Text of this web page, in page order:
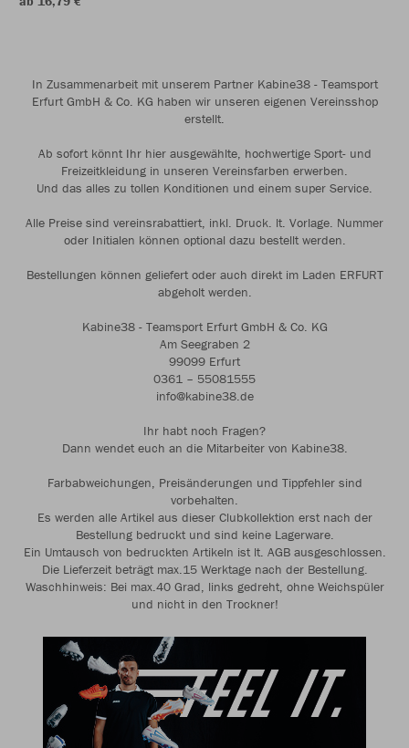
In Zusammenarbeit mit unserem Partner Kabine38 - Teamsport
Erfurt GmbH & Co. KG haben wir unseren eigenen Vereinsshop
erstellt.
Ab sofort könnt Ihr hier ausgewählte, hochwertige Sport- und
Freizeitkleidung in unseren Vereinsfarben erwerben.
Und das alles zu tollen Konditionen und einem super Service.
Alle Preise sind vereinsrabattiert, inkl. Druck. lt. Vorlage. Nummer
oder Initialen können optional dazu bestellt werden.
Bestellungen können geliefert oder auch direkt im Laden ERFURT
abgeholt werden.
Kabine38 - Teamsport Erfurt GmbH & Co. KG
Am Seegraben 2
99099 Erfurt
0361 – 55081555
info@kabine38.de
Ihr habt noch Fragen?
Dann wendet euch an die Mitarbeiter von Kabine38.
Farbabweichungen, Preisänderungen und Tippfehler sind
vorbehalten.
Es werden alle Artikel aus dieser Clubkollektion erst nach der
Bestellung bedruckt und sind keine Lagerware.
Ein Umtausch von bedruckten Artikeln ist lt. AGB ausgeschlossen.
Die Lieferzeit beträgt max.15 Werktage nach der Bestellung.
Waschhinweis: Bei max.40 Grad, links gedreht, ohne Weichspüler
und nicht in den Trockner!